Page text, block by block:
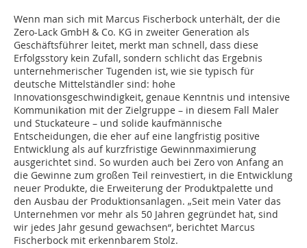
Wenn man sich mit Marcus Fischerbock unterhält, der die
Zero-Lack GmbH & Co. KG in zweiter Generation als
Geschäftsführer leitet, merkt man schnell, dass diese
Erfolgsstory kein Zufall, sondern schlicht das Ergebnis
unternehmerischer Tugenden ist, wie sie typisch für
deutsche Mittelständler sind: hohe
Innovationsgeschwindigkeit, genaue Kenntnis und intensive
Kommunikation mit der Zielgruppe – in diesem Fall Maler
und Stuckateure – und solide kaufmännische
Entscheidungen, die eher auf eine langfristig positive
Entwicklung als auf kurzfristige Gewinnmaximierung
ausgerichtet sind. So wurden auch bei Zero von Anfang an
die Gewinne zum großen Teil reinvestiert, in die Entwicklung
neuer Produkte, die Erweiterung der Produktpalette und
den Ausbau der Produktionsanlagen. „Seit mein Vater das
Unternehmen vor mehr als 50 Jahren gegründet hat, sind
wir jedes Jahr gesund gewachsen“, berichtet Marcus
Fischerbock mit erkennbarem Stolz.